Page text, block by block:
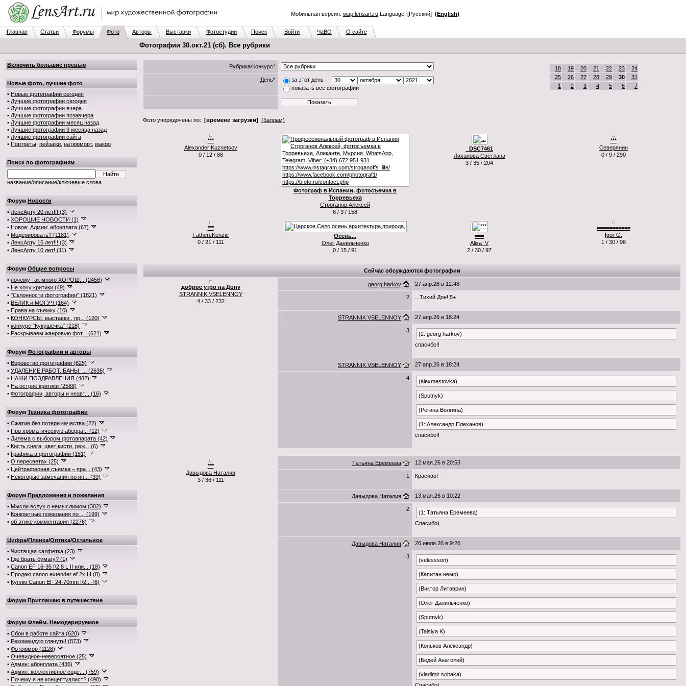
Мобильная версия: wap.lensart.ru Language: [Русский] (English)
Главная Статьи Форумы Фото Авторы Выставки Фотостудии Поиск Войти ЧаВО О сайте
Фотографии 30.окт.21 (сб). Все рубрики
Включить большие превью
Новые фото, лучшие фото
• Новые фотографии сегодня
• Лучшие фотографии сегодня
• Лучшие фотографии вчера
• Лучшие фотографии позавчера
• Лучшие фотографии месяц назад
• Лучшие фотографии 3 месяца назад
• Лучшие фотографии сайта:
• Портреты пейзажи натюрморт, макро
Поиск по фотографиям
название/описание/ключевые слова
Форум Новости
• ЛенсАрту 20 лет!!! (3)
• ХОРОШИЕ НОВОСТИ (1)
• Новое: Админ: абонплата (67)
• Модерировать? (1181)
• ЛенсАрту 15 лет!!! (3)
• ЛенсАрту 10 лет! (11)
Форум Общие вопросы
• почему так много ХОРОШ... (2456)
• Не хочу критики (49)
• "Склонности фотографии" (1821)
• ВЕЛИК и МОГУЧ (164)
• Права на съемку (10)
• КОНКУРСЫ, выставки , пр... (120)
• конкурс "Кукушечка" (218)
• Раскрываем жанровую фот... (621)
Форум Фотографии и авторы
• Воровство фотографии (625)
• УДАЛЕНИЕ РАБОТ, БАНЫ: ... (2636)
• НАШИ ПОЗДРАВЛЕНИЯ (482)
• На остриё критики (2568)
• Фотографии, авторы и неавт... (16)
Форум Техника фотографии
• Сжатие без потери качества (22)
• Про хроматическую аберра... (12)
• Дилема с выбором фотоапарата (42)
• Кисть снега, цвет кисти, реж... (6)
• Графика в фотографии (181)
• О пересветах (25)
• Цейтраферная съемка – пра... (43)
• Некоторые замечания по ин... (39)
Форум Предложения и пожелания
• Мысли вслух о немыслимом (302)
• Конкретные пожелания по ... (199)
• об этике комментария (2276)
Цифра/Пленка/Оптика/Остальное
• Чистящая салфетка (23)
• Где брать бумагу? (1)
• Canon EF 16-35 f/2.8 L II или... (18)
• Продаю canon extender ef 2x III (8)
• Куплю Canon EF 24-70mm f/2... (6)
Форум Приглашаю в путешествие
Форум Флейм. Немодерируемое
• Сбои в работе сайта (620)
• Рекомендую глянуть! (873)
• Фотоюмор (1128)
• Очевидное-невероятное (25)
• Админ: абонплата (436)
• Админ: коллективное соде... (759)
• Почему я не концептуалист? (498)
Рубрика/Конкурс* 18 19 20 21 22 23
24
25
26 27 28 29 30
31
1
2 3 4 5 6 7
День*
за этот день
показать все фотографии
Фото упорядочены по: [времени загрузки] (баллам)
***
Alexander Kuznetsov
0 / 12 / 88
Фотограф в Испании, фотосъемка в
Торревьеха
Строганов Алексей
6 / 3 / 158
_DSC7461
Лиханова Светлана
3 / 35 / 204
***
Северянин
0 / 9 / 290
***
FathercKenzie
0 / 21 / 111
Осень...
Олег Данильченко
0 / 15 / 91
===
Alisa_V
2 / 30 / 97
===========
Igor G.
1 / 30 / 98
Сейчас обсуждаются фотографии
доброе утро на Дону
STRANNIK VSELENNOY
4 / 33 / 232
georg harkov 27.апр.26 в 12:48
2 ...Тихий Дон! 5+
STRANNIK VSELENNOY 27.апр.26 в 18:24
3
(2: georg harkov)
спасибо!!
STRANNIK VSELENNOY 27.апр.26 в 18:24
4
(alexmestovka)
(Sputnyk)
(Регина Волгина)
(1: Александр Плеханов)
спасибо!!
***
Давыдова Наталия
3 / 36 / 111
Татьяна Еремеева 12.мая.26 в 20:53
1 Красиво!
Давыдова Наталия 13.мая.26 в 10:22
2
(1: Татьяна Еремеева)
Спасибо)
Давыдова Наталия 26.июля.26 в 9:26
3
(velessson)
(Капитан немо)
(Виктор Литаврин)
(Олег Данильченко)
(Sputnyk)
(Taisiya K)
(Коньков Александр)
(Бедей Анатолий)
(vladimir sobaka)